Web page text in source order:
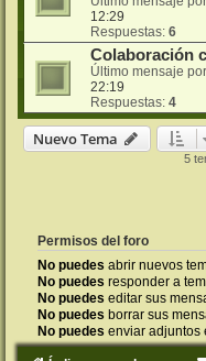
12:29
Respuestas: 6
Colaboración
Último mensaje por
22:19
Respuestas: 4
Nuevo Tema
5
Permisos del foro
No puedes abrir nuevos
No puedes responder a
No puedes editar sus
No puedes borrar sus
No puedes enviar adjuntos